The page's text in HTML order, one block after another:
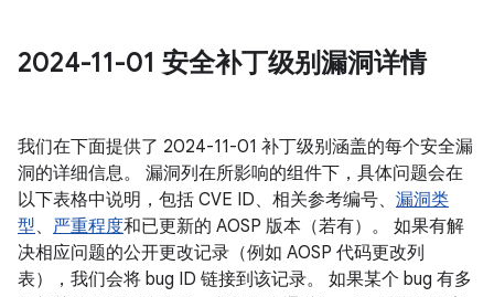
2024-11-01 安全补丁级别漏洞详情
我们在下面提供了 2024-11-01 补丁级别涵盖的每个安全漏
洞的详细信息。 漏洞列在所影响的组件下，具体问题会在
以下表格中说明，包括 CVE ID、相关参考编号、 漏洞类
型、 严重程度和已更新的 AOSP 版本（若有）。 如果有解
决相应问题的公开更改记录（例如 AOSP 代码更改列
表），我们会将 bug ID 链接到该记录。 如果某个 bug 有多